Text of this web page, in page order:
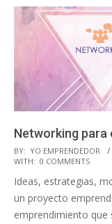
Networking para
2015-
07-
08
BY: YO EMPRENDEDOR
WITH: 0 COMMENTS
Ideas, estrategias,
un proyecto
emprendimiento que